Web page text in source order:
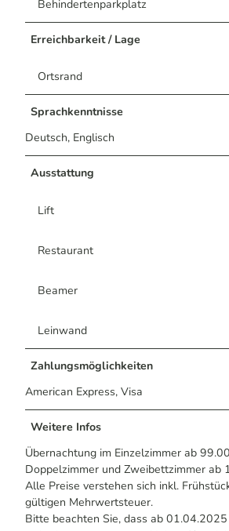
Behindertenparkplatz
Erreichbarkeit / Lage
Ortsrand
Sprachkenntnisse
Deutsch, Englisch
Ausstattung
Lift
Restaurant
Beamer
Leinwand
Zahlungsmöglichkeiten
American Express, Visa
Weitere Infos
Übernachtung im Einzelzimmer ab
Doppelzimmer und Zweibettzimmer ab
Alle Preise verstehen sich inkl.
gültigen Mehrwertsteuer.
Bitte beachten Sie, dass ab 01.04.2025